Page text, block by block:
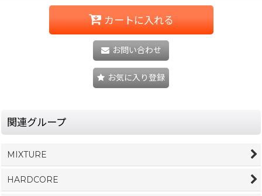
カートに入れる
お問い合わせ
お気に入り登録
関連グループ
MIXTURE
HARDCORE